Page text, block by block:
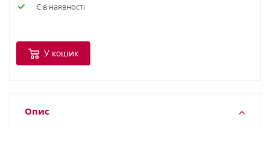
Є в наявності
У кошик
Опис